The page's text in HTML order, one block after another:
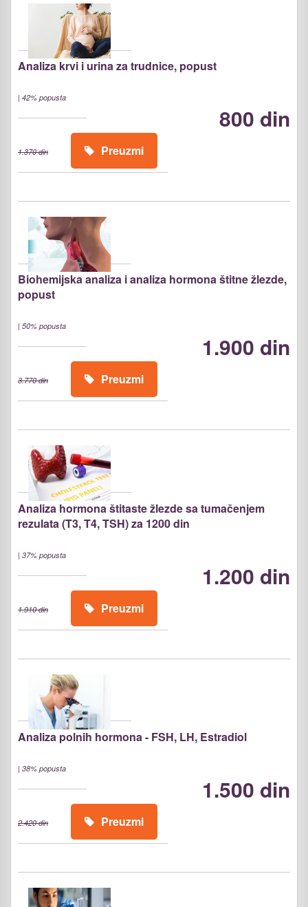
Analiza krvi i urina za trudnice, popust
| 42% popusta
800 din
1.370 din Preuzmi
Biohemijska analiza i analiza hormona štitne žlezde,
popust
| 50% popusta
1.900 din
3.770 din Preuzmi
Analiza hormona štitaste žlezde sa tumačenjem
rezulata (T3, T4, TSH) za 1200 din
| 37% popusta
1.200 din
1.910 din Preuzmi
Analiza polnih hormona - FSH, LH, Estradiol
| 38% popusta
1.500 din
2.420 din Preuzmi